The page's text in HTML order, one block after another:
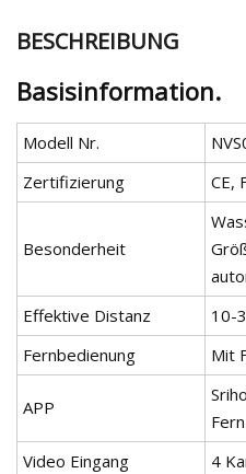
BESCHREIBUNG
Basisinformation.
Modell Nr.
Zertifizierung
CE,
Besonderheit
Effektive Distanz
10-
Fernbedienung
Mit
APP
Video Eingang
4